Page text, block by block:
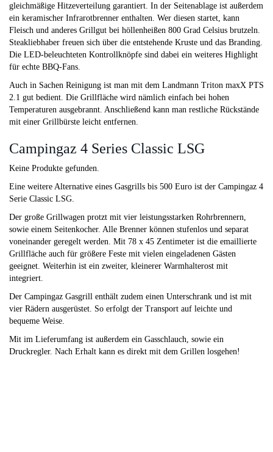
gleichmäßige Hitzeverteilung garantiert. In der Seitenablage ist außerdem
ein keramischer Infrarotbrenner enthalten. Wer diesen startet, kann
Fleisch und anderes Grillgut bei höllenheißen 800 Grad Celsius brutzeln.
Steakliebhaber freuen sich über die entstehende Kruste und das Branding.
Die LED-beleuchteten Kontrollknöpfe sind dabei ein weiteres Highlight
für echte BBQ-Fans.
Auch in Sachen Reinigung ist man mit dem Landmann Triton maxX PTS
2.1 gut bedient. Die Grillfläche wird nämlich einfach bei hohen
Temperaturen ausgebrannt. Anschließend kann man restliche Rückstände
mit einer Grillbürste leicht entfernen.
Campingaz 4 Series Classic LSG
Keine Produkte gefunden.
Eine weitere Alternative eines Gasgrills bis 500 Euro ist der Campingaz 4
Serie Classic LSG.
Der große Grillwagen protzt mit vier leistungsstarken Rohrbrennern,
sowie einem Seitenkocher. Alle Brenner können stufenlos und separat
voneinander geregelt werden. Mit 78 x 45 Zentimeter ist die emaillierte
Grillfläche auch für größere Feste mit vielen eingeladenen Gästen
geeignet. Weiterhin ist ein zweiter, kleinerer Warmhalterost mit
integriert.
Der Campingaz Gasgrill enthält zudem einen Unterschrank und ist mit
vier Rädern ausgerüstet. So erfolgt der Transport auf leichte und
bequeme Weise.
Mit im Lieferumfang ist außerdem ein Gasschlauch, sowie ein
Druckregler. Nach Erhalt kann es direkt mit dem Grillen losgehen!